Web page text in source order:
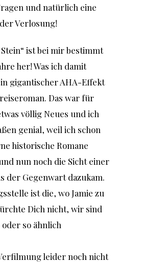
und natürlich eine
Verlosung!
ist bei mir bestimmt
her! Was ich damit
gigantischer AHA-Effekt
Das war für
völlig Neues und ich
genial, weil ich schon
historische Romane
nun noch die Sicht einer
der Gegenwart dazukam.
ist die, wo Jamie zu
Dich nicht, wir sind
so ähnlich
leider noch nicht